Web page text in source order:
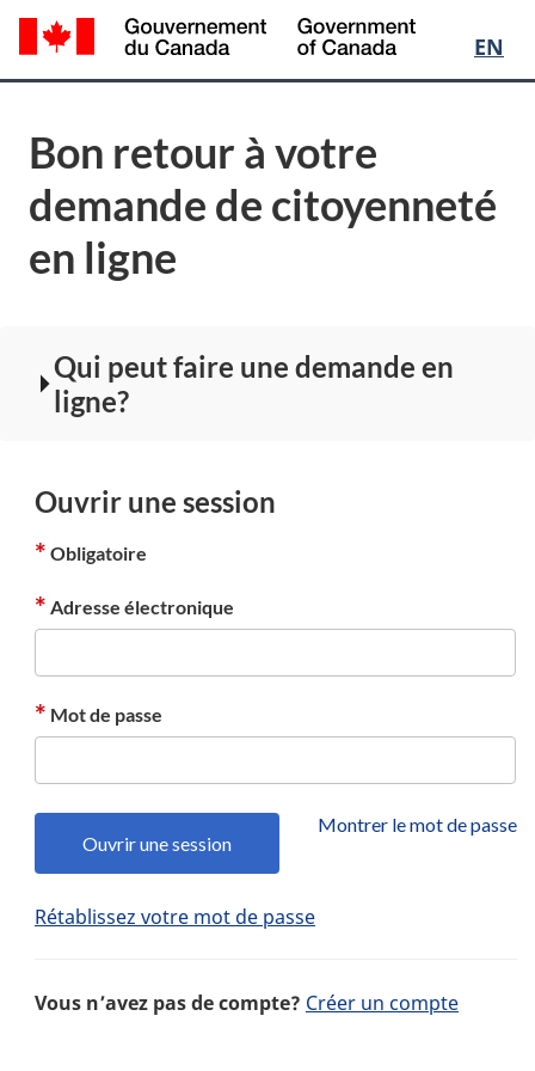
EN
Bon retour à votre
demande de citoyenneté
en ligne
Ouvrir une session
* Obligatoire
* Adresse électronique
* Mot de passe
Montrer le mot de passe
Ouvrir une session
Rétablissez votre mot de passe
Vous n’avez pas de compte? Créer un compte
arrow_rightQui peut faire une demande en
ligne?